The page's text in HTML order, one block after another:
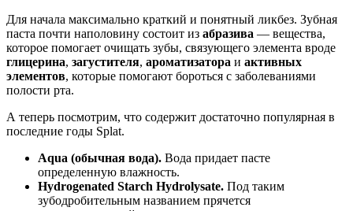
Для начала максимально краткий и понятный ликбез. Зубная
паста почти наполовину состоит из абразива — вещества,
которое помогает очищать зубы, связующего элемента вроде
глицерина, загустителя, ароматизатора и активных
элементов, которые помогают бороться с заболеваниями
полости рта.
А теперь посмотрим, что содержит достаточно популярная в
последние годы Splat.
Aqua (обычная вода). Вода придает пасте
определенную влажность.
Hydrogenated Starch Hydrolysate. Под таким
зубодробительным названием прячется